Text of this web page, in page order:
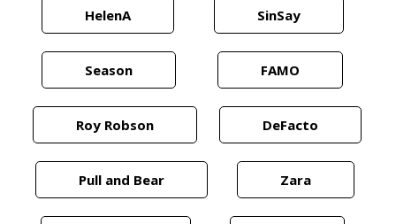
HelenA SinSay
Season FAMO
Roy Robson DeFacto
Pull and Bear Zara